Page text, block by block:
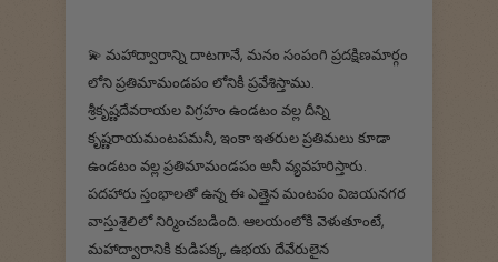
💫 మహాద్వారాన్ని దాటగానే, మనం సంపంగి ప్రదక్షిణమార్గం
లోని ప్రతిమామండపం లోనికి ప్రవేశిస్తాము.
శ్రీకృష్ణదేవరాయల విగ్రహం ఉండటం వల్ల దీన్ని
కృష్ణరాయమంటపమనీ, ఇంకా ఇతరుల ప్రతిమలు కూడా
ఉండటం వల్ల ప్రతిమామండపం అనీ వ్యవహరిస్తారు.
పదహారు స్తంభాలతో ఉన్న ఈ ఎత్తైన మంటపం విజయనగర
వాస్తుశైలిలో నిర్మించబడింది. ఆలయంలోకి వెళుతూంటే,
మహాద్వారానికి కుడిపక్క, ఉభయ దేవేరులైన